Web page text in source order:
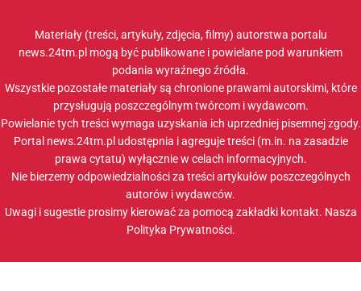
Materiały (treści, artykuły, zdjęcia, filmy) autorstwa portalu
news.24tm.pl mogą być publikowane i powielane pod warunkiem
podania wyraźnego źródła.
Wszystkie pozostałe materiały są chronione prawami autorskimi, które
przysługują poszczególnym twórcom i wydawcom.
Powielanie tych treści wymaga uzyskania ich uprzedniej pisemnej zgody.
Portal news.24tm.pl udostępnia i agreguje treści (m.in. na zasadzie
prawa cytatu) wyłącznie w celach informacyjnych.
Nie bierzemy odpowiedzialności za treści artykułów poszczególnych
autorów i wydawców.
Uwagi i sugestie prosimy kierować za pomocą zakładki kontakt. Nasza
Polityka Prywatności.